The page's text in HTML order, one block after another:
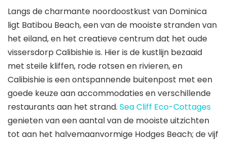
Langs de charmante noordoostkust van Dominica
ligt Batibou Beach, een van de mooiste stranden van
het eiland, en het creatieve centrum dat het oude
vissersdorp Calibishie is. Hier is de kustlijn bezaaid
met steile kliffen, rode rotsen en rivieren, en
Calibishie is een ontspannende buitenpost met een
goede keuze aan accommodaties en verschillende
restaurants aan het strand. Sea Cliff Eco-Cottages
genieten van een aantal van de mooiste uitzichten
tot aan het halvemaanvormige Hodges Beach; de vijf